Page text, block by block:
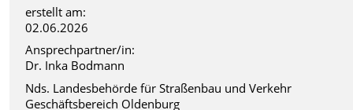
erstellt am:
02.06.2026
Ansprechpartner/in:
Dr. Inka Bodmann
Nds. Landesbehörde für Straßenbau und Verkehr
Geschäftsbereich Oldenburg